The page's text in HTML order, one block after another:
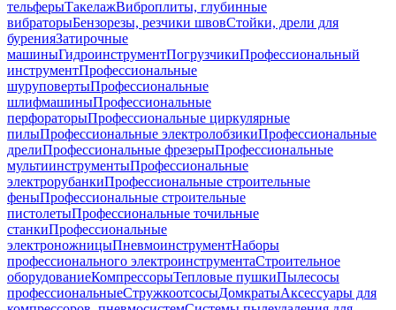
тельферыТакелажВиброплиты, глубинные
вибраторыБензорезы, резчики швовСтойки, дрели для
буренияЗатирочные
машиныГидроинструментПогрузчикиПрофессиональный
инструментПрофессиональные
шуруповертыПрофессиональные
шлифмашиныПрофессиональные
перфораторыПрофессиональные циркулярные
пилыПрофессиональные электролобзикиПрофессиональные
дрелиПрофессиональные фрезерыПрофессиональные
мультиинструментыПрофессиональные
электрорубанкиПрофессиональные строительные
феныПрофессиональные строительные
пистолетыПрофессиональные точильные
станкиПрофессиональные
электроножницыПневмоинструментНаборы
профессионального электроинструментаСтроительное
оборудованиеКомпрессорыТепловые пушкиПылесосы
профессиональныеСтружкоотсосыДомкратыАксессуары для